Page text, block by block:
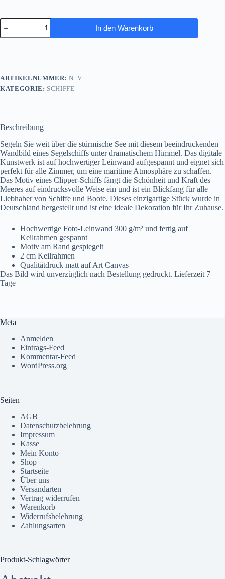
Segelschiff
auf
hoher
unter
,
Digital
In den Warenkorb
ARTIKELNUMMER: N. V.
KATEGORIE: SCHIFFE
Beschreibung
Segeln Sie weit über die stürmische See mit diesem beeindruckenden
Wandbild eines Segelschiffs unter dramatischem Himmel. Das digitale
Kunstwerk ist auf hochwertiger Leinwand aufgespannt und eignet sich
perfekt für alle Zimmer, um eine maritime Atmosphäre zu schaffen.
Das Motiv eines Clipper-Schiffs fängt die Schönheit und Kraft des
Meeres auf eindrucksvolle Weise ein und ist ein Blickfang für alle
Liebhaber von Schiffe und Boote. Dieses einzigartige Stück wurde in
Deutschland hergestellt und ist eine ideale Dekoration für Ihr Zuhause.
Hochwertige Foto-Leinwand 300 g/m² und fertig auf
Keilrahmen gespannt
Motiv am Rand gespiegelt
2 cm Keilrahmen
Qualitätdruck matt auf Art Canvas
Das Bild wird unverzüglich nach Bestellung gedruckt. Lieferzeit 7
Tage
Meta
Anmelden
Eintrags-Feed
Kommentar-Feed
WordPress.org
Seiten
AGB
Datenschutzbelehrung
Impressum
Kasse
Mein Konto
Shop
Startseite
Über uns
Versandarten
Vertrag widerrufen
Warenkorb
Widerrufsbelehrung
Zahlungsarten
Produkt-Schlagwörter